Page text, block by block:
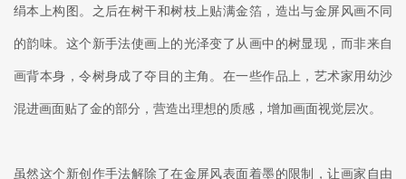
绢本上构图。之后在树干和树枝上贴满金箔，造出与金屏风画不同
的韵味。这个新手法使画上的光泽变了从画中的树显现，而非来自
画背本身，令树身成了夺目的主角。在一些作品上，艺术家用幼沙
混进画面贴了金的部分，营造出理想的质感，增加画面视觉层次。
虽然这个新创作手法解除了在金屏风表面着墨的限制，让画家自由